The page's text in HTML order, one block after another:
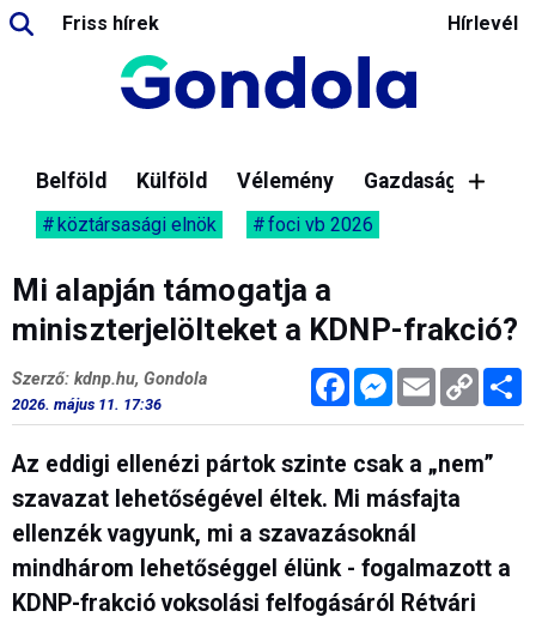
Friss hírek Hírlevél
Belföld Külföld Vélemény Gazdaság
köztársasági elnök foci vb 2026
Mi alapján támogatja a
miniszterjelölteket a KDNP-frakció?
FacebookMessenger
Email Copy
Link
Szerző: kdnp.hu, Gondola
2026. május 11. 17:36
Az eddigi ellenézi pártok szinte csak a „nem”
szavazat lehetőségével éltek. Mi másfajta
ellenzék vagyunk, mi a szavazásoknál
mindhárom lehetőséggel élünk - fogalmazott a
KDNP-frakció voksolási felfogásáról Rétvári